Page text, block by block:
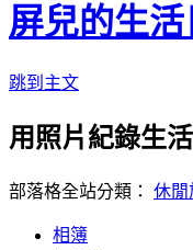
屏兒的生
跳到主文
用照片紀錄生
部落格全站分類： 休閒
相簿